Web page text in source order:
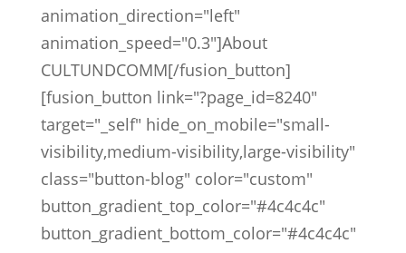
animation_direction="left"
animation_speed="0.3"]About
CULTUNDCOMM[/fusion_button]
[fusion_button link="?page_id=8240"
target="_self" hide_on_mobile="small-
visibility,medium-visibility,large-visibility"
class="button-blog" color="custom"
button_gradient_top_color="#4c4c4c"
button_gradient_bottom_color="#4c4c4c"